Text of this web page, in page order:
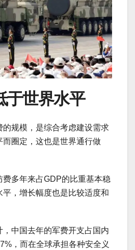
于世界水平
的规模，是综合考虑建设需求
而圈定，这也是世界通行做
多年来占GDP的比重基本稳
平，增长幅度也是比较适度和
中国去年的军费开支占国内
，而在全球承担各种安全义